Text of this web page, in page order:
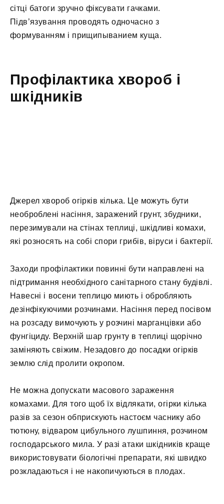
сітці батоги зручно фіксувати гачками.
Підв’язування проводять одночасно з
формуванням і прищипыванием куща.
Профілактика хвороб і
шкідників
Джерел хвороб огірків кілька. Це можуть бути
необроблені насіння, заражений грунт, збудники,
перезимували на стінах теплиці, шкідливі комахи,
які розносять на собі спори грибів, віруси і бактерії.
Заходи профілактики повинні бути направлені на
підтримання необхідного санітарного стану будівлі.
Навесні і восени теплицю миють і обробляють
дезінфікуючими розчинами. Насіння перед посівом
на розсаду вимочують у розчині марганцівки або
фунгіциду. Верхній шар грунту в теплиці щорічно
заміняють свіжим. Незадовго до посадки огірків
землю слід пролити окропом.
Не можна допускати масового зараження
комахами. Для того щоб їх відлякати, огірки кілька
разів за сезон обприскують настоєм часнику або
тютюну, відваром цибульного лушпиння, розчином
господарського мила. У разі атаки шкідників краще
використовувати біологічні препарати, які швидко
розкладаються і не накопичуються в плодах.